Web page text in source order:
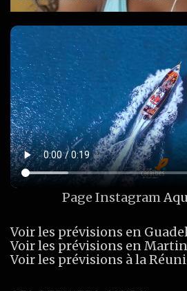
Page Instagram
Voir les prévisions en
Voir les prévisions en
Voir les prévisions à la